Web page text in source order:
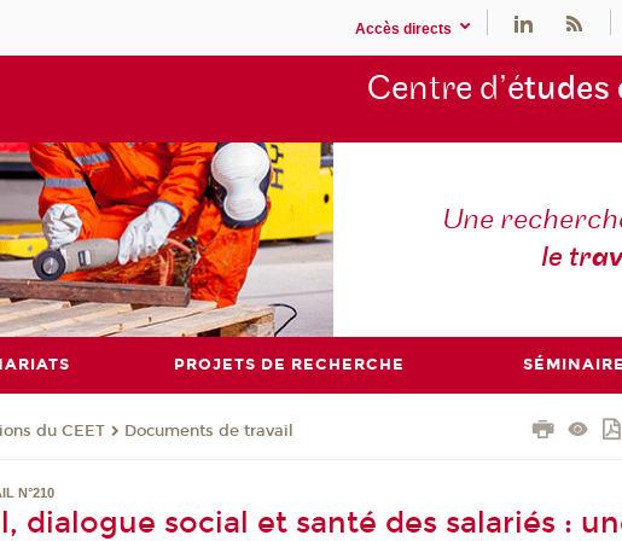
Accès directs
Centre d’études
Une
le tr
PROJETS DE RECHERCHE
du CEET Documents de travail
N°210
dialogue social et santé des salariés :